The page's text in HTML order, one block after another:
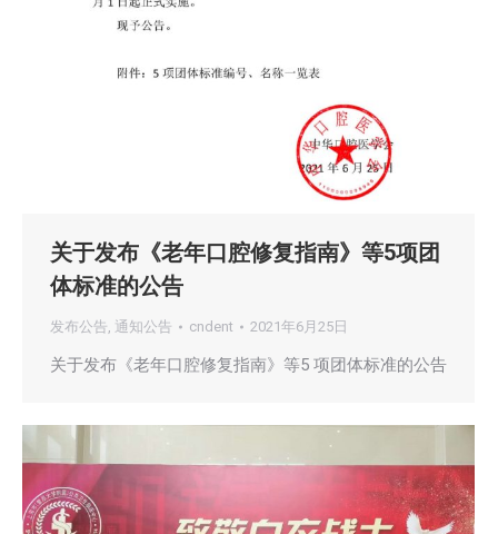
关于发布《老年口腔修复指南》等5项团
体标准的公告
发布公告, 通知公告 cndent 2021年6月25日
关于发布《老年口腔修复指南》等5 项团体标准的公告